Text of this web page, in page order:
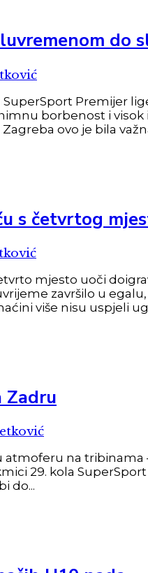
do
SuperSport Premijer
borbenost i
ovo je bila
s četvrtog
mjesto uoči
završilo u
više nisu uspjeli
Zadru
na tribinama
29. kola
do...